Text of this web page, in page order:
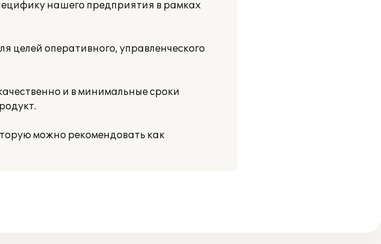
нашего предприятия в рамках
целей оперативного, управленческого
и в минимальные сроки
можно рекомендовать как